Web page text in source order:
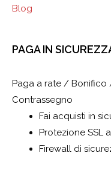
Blog
PAGA IN
Paga a rate /
Contrassegno
Fai acquisti in
Protezione SSL
Firewall di